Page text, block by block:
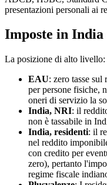
presentazioni personali ai
Imposte in India
La posizione di alto livello:
EAU: zero tasse
per persone fisiche,
oneri di servizio la
India, NRI: il
non è tassabile in
India, residenti: il
nel reddito
con credito per
zero), pertanto
regime fiscale